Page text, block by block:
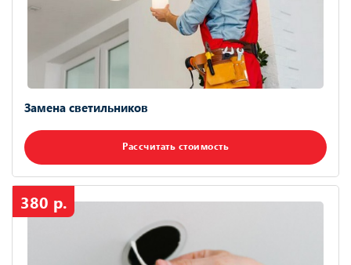
Замена светильников
Рассчитать стоимость
380 р.